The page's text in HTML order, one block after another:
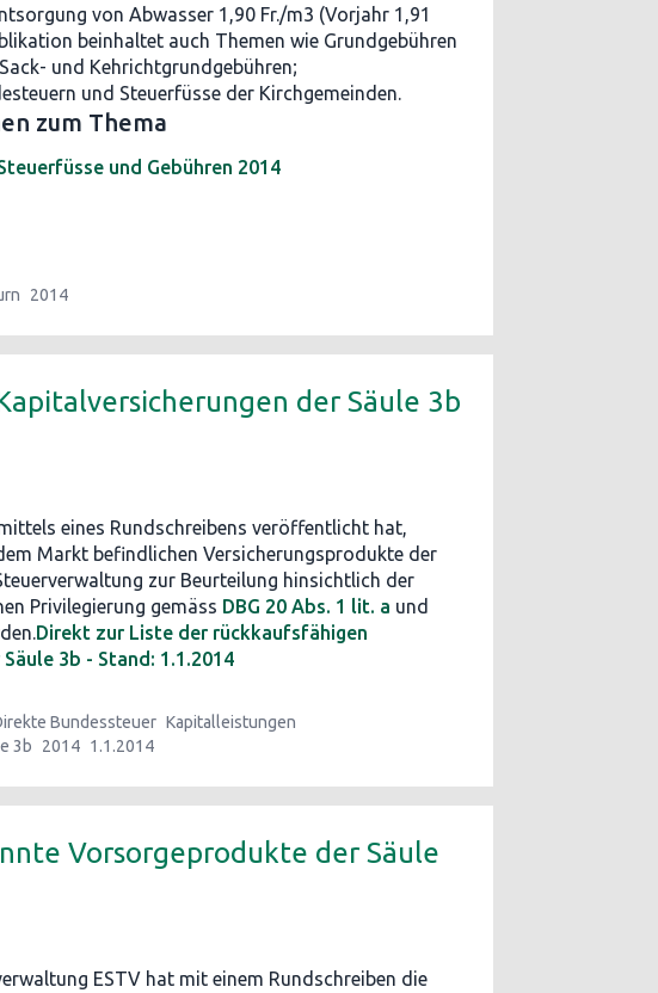
von Abwasser 1,90 Fr./m3 (Vorjahr 1,91
beinhaltet auch Themen wie Grundgebühren
und Kehrichtgrundgebühren;
und Steuerfüsse der Kirchgemeinden.
zum Thema
und Gebühren 2014
2014
der Säule 3b
eines Rundschreibens veröffentlicht hat,
Markt befindlichen Versicherungsprodukte der
zur Beurteilung hinsichtlich der
Privilegierung gemäss DBG 20 Abs. 1 lit. a und
Direkt zur Liste der rückkaufsfähigen
3b - Stand: 1.1.2014
Bundessteuer Kapitalleistungen
3b 2014 1.1.2014
Vorsorgeprodukte der Säule
ESTV hat mit einem Rundschreiben die